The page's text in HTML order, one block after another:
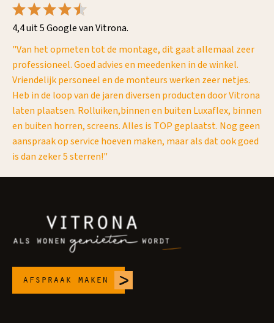
4,4 uit 5 Google van Vitrona.
"Van het opmeten tot de montage, dit gaat allemaal zeer
professioneel. Goed advies en meedenken in de winkel.
Vriendelijk personeel en de monteurs werken zeer netjes.
Heb in de loop van de jaren diversen producten door Vitrona
laten plaatsen. Rolluiken,binnen en buiten Luxaflex, binnen
en buiten horren, screens. Alles is TOP geplaatst. Nog geen
aanspraak op service hoeven maken, maar als dat ook goed
is dan zeker 5 sterren!"
afspraak maken